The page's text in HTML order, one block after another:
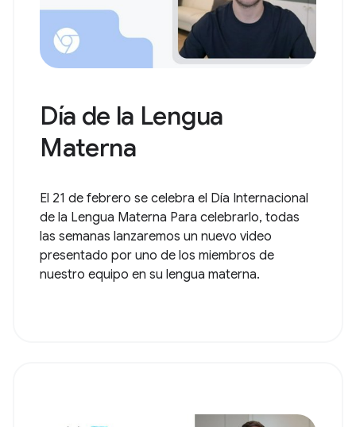
Día de la Lengua
Materna
El 21 de febrero se celebra el Día Internacional
de la Lengua Materna Para celebrarlo, todas
las semanas lanzaremos un nuevo video
presentado por uno de los miembros de
nuestro equipo en su lengua materna.